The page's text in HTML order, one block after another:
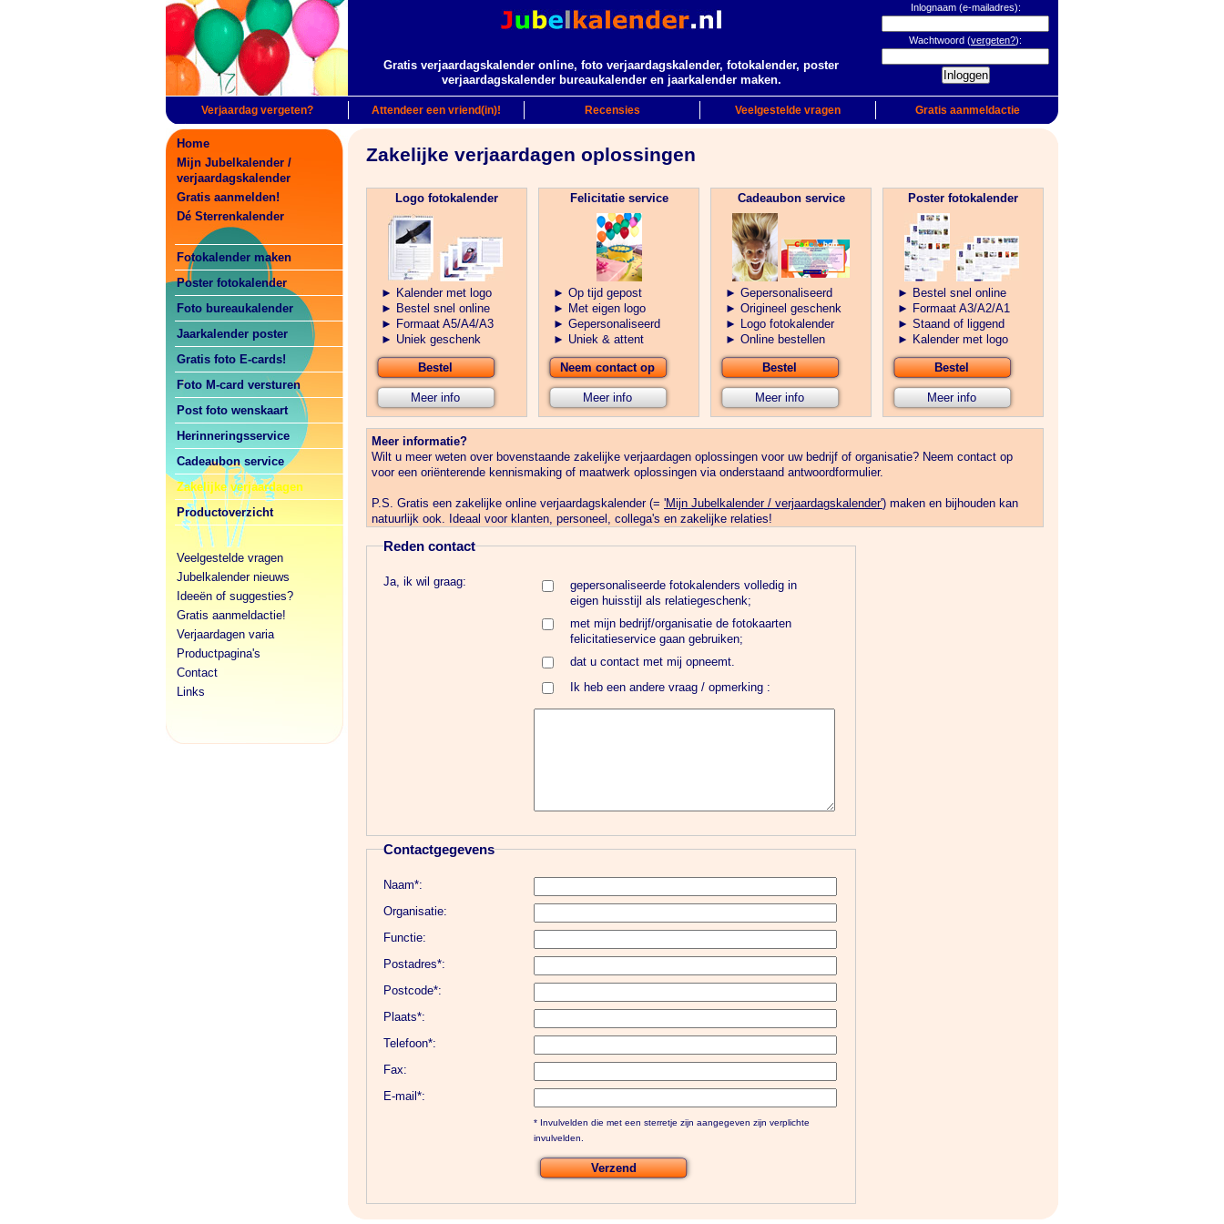
Gratis verjaardagskalender online, foto verjaardagskalender, fotokalender, poster
verjaardagskalender bureaukalender en jaarkalender maken.
Inlognaam (e-mailadres):
Wachtwoord (vergeten?):
Verjaardag vergeten? Attendeer een vriend(in)! Recensies Veelgestelde vragen Gratis aanmeldactie
Zakelijke verjaardagen oplossingen
Logo fotokalender
► Kalender met logo
► Bestel snel online
► Formaat A5/A4/A3
► Uniek geschenk
Felicitatie service
► Op tijd gepost
► Met eigen logo
► Gepersonaliseerd
► Uniek & attent
Cadeaubon service
► Gepersonaliseerd
► Origineel geschenk
► Logo fotokalender
► Online bestellen
Poster fotokalender
► Bestel snel online
► Formaat A3/A2/A1
► Staand of liggend
► Kalender met logo
Meer informatie?
Wilt u meer weten over bovenstaande zakelijke verjaardagen oplossingen voor uw bedrijf of organisatie? Neem contact op
voor een oriënterende kennismaking of maatwerk oplossingen via onderstaand antwoordformulier.
P.S. Gratis een zakelijke online verjaardagskalender (= 'Mijn Jubelkalender / verjaardagskalender') maken en bijhouden kan
natuurlijk ook. Ideaal voor klanten, personeel, collega's en zakelijke relaties!
Reden contact
Ja, ik wil graag:
gepersonaliseerde fotokalenders volledig in
eigen huisstijl als relatiegeschenk;
met mijn bedrijf/organisatie de fotokaarten
felicitatieservice gaan gebruiken;
dat u contact met mij opneemt.
Ik heb een andere vraag / opmerking :
Contactgegevens
Naam*:
Organisatie:
Functie:
Postadres*:
Postcode*:
Plaats*:
Telefoon*:
Fax:
E-mail*:
* Invulvelden die met een sterretje zijn aangegeven zijn verplichte
invulvelden.
Home
Mijn Jubelkalender /
verjaardagskalender
Gratis aanmelden!
Dé Sterrenkalender
Fotokalender maken
Poster fotokalender
Foto bureaukalender
Jaarkalender poster
Gratis foto E-cards!
Foto M-card versturen
Post foto wenskaart
Herinneringsservice
Cadeaubon service
Zakelijke verjaardagen
Productoverzicht
Veelgestelde vragen
Jubelkalender nieuws
Ideeën of suggesties?
Gratis aanmeldactie!
Verjaardagen varia
Productpagina's
Contact
Links